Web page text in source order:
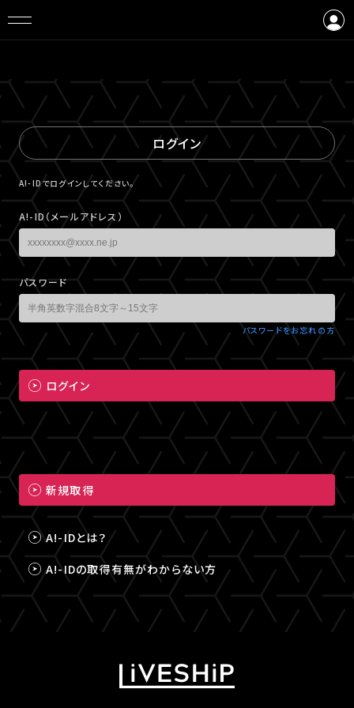
ログイン
A!-IDでログインしてください。
A!-ID（メールアドレス）
パスワード
パスワードをお忘れの方
ログイン
新規取得
A!-IDとは？
A!-IDの取得有無がわからない方